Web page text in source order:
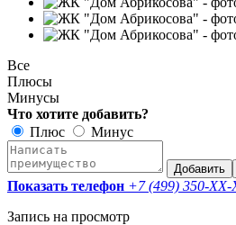
Все
Плюсы
Минусы
Что хотите добавить?
Плюс
Минус
Добавить
Показать телефон +7 (499) 350-XX-
Запись на просмотр